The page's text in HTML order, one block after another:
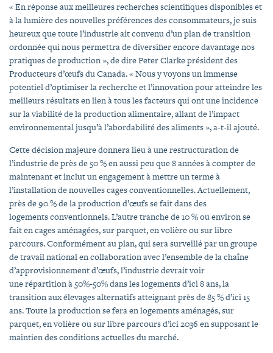
« En réponse aux meilleures recherches scientifiques disponibles et
à la lumière des nouvelles préférences des consommateurs, je suis
heureux que toute l’industrie ait convenu d’un plan de transition
ordonnée qui nous permettra de diversifier encore davantage nos
pratiques de production », de dire Peter Clarke président des
Producteurs d’œufs du Canada. « Nous y voyons un immense
potentiel d’optimiser la recherche et l’innovation pour atteindre les
meilleurs résultats en lien à tous les facteurs qui ont une incidence
sur la viabilité de la production alimentaire, allant de l’impact
environnemental jusqu’à l’abordabilité des aliments », a-t-il ajouté.
Cette décision majeure donnera lieu à une restructuration de
l’industrie de près de 50 % en aussi peu que 8 années à compter de
maintenant et inclut un engagement à mettre un terme à
l’installation de nouvelles cages conventionnelles. Actuellement,
près de 90 % de la production d’œufs se fait dans des
logements conventionnels. L’autre tranche de 10 % ou environ se
fait en cages aménagées, sur parquet, en volière ou sur libre
parcours. Conformément au plan, qui sera surveillé par un groupe
de travail national en collaboration avec l’ensemble de la chaîne
d’approvisionnement d’œufs, l’industrie devrait voir
une répartition à 50%-50% dans les logements d’ici 8 ans, la
transition aux élevages alternatifs atteignant près de 85 % d’ici 15
ans. Toute la production se fera en logements aménagés, sur
parquet, en volière ou sur libre parcours d’ici 2036 en supposant le
maintien des conditions actuelles du marché.